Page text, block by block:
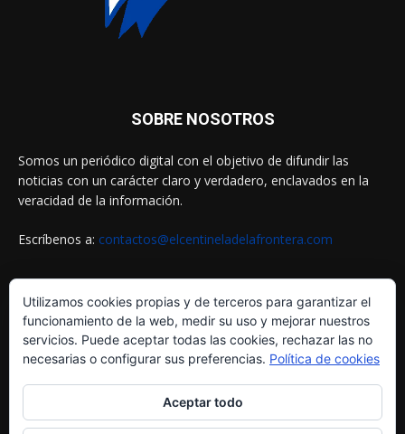
SOBRE NOSOTROS
Somos un periódico digital con el objetivo de difundir las
noticias con un carácter claro y verdadero, enclavados en la
veracidad de la información.
Escríbenos a: contactos@elcentineladelafrontera.com
SIGUENOS EN
Utilizamos cookies propias y de terceros para garantizar el
funcionamiento de la web, medir su uso y mejorar nuestros
servicios. Puede aceptar todas las cookies, rechazar las no
necesarias o configurar sus preferencias. Política de cookies
Aceptar todo